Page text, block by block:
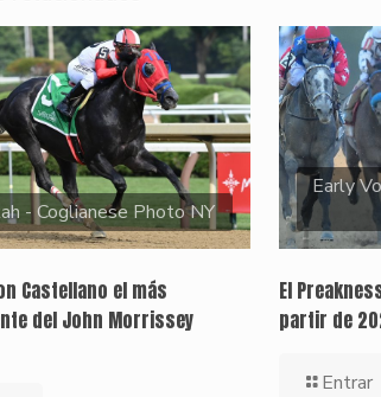
- Coglianese Photo NY
Castellano el más
del John Morrissey
Early
El
partir de
Entrar